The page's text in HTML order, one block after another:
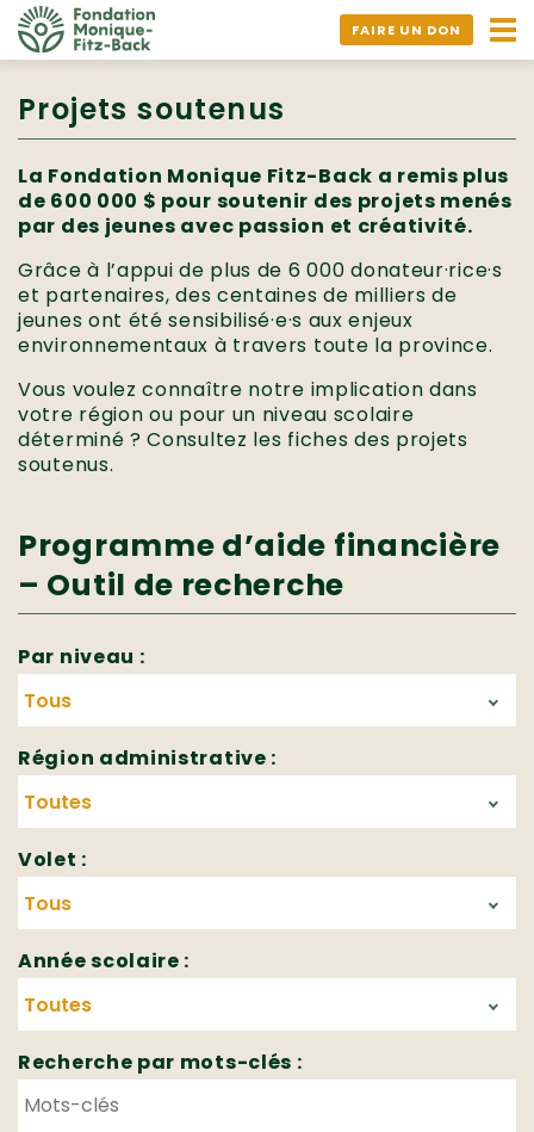
FAIRE UN DON
Projets soutenus
La Fondation Monique Fitz-Back a remis plus
de 600 000 $ pour soutenir des projets menés
par des jeunes avec passion et créativité.
Grâce à l’appui de plus de 6 000 donateur·rice·s
et partenaires, des centaines de milliers de
jeunes ont été sensibilisé·e·s aux enjeux
environnementaux à travers toute la province.
Vous voulez connaître notre implication dans
votre région ou pour un niveau scolaire
déterminé ? Consultez les fiches des projets
soutenus.
Programme d’aide financière
– Outil de recherche
Par niveau :
Région administrative :
Volet :
Année scolaire :
Recherche par mots-clés :